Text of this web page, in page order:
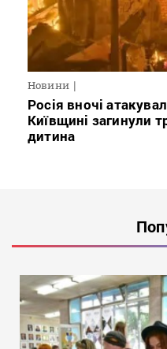
Новини
Росія вночі
Київщині загинули
дитина